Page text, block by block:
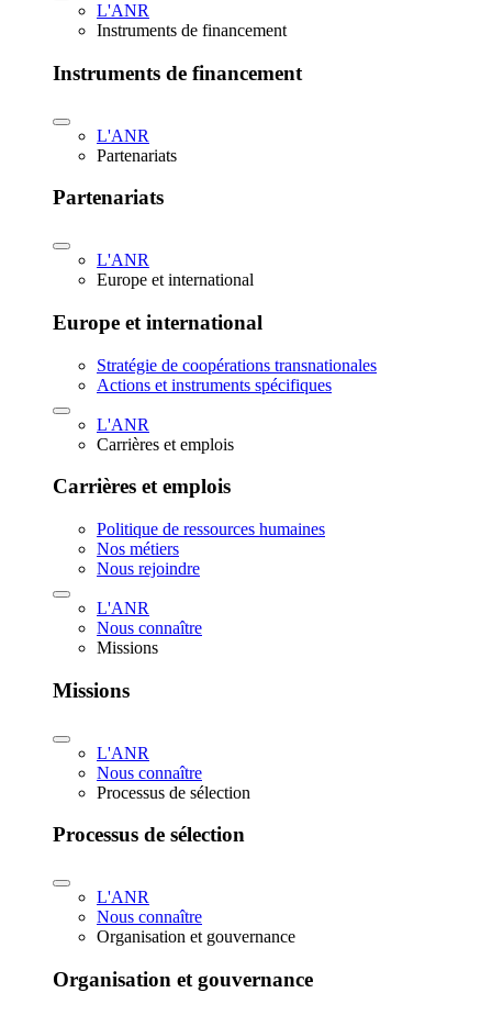
L'ANR
Instruments de financement
Instruments de financement
L'ANR
Partenariats
Partenariats
L'ANR
Europe et international
Europe et international
Stratégie de coopérations transnationales
Actions et instruments spécifiques
L'ANR
Carrières et emplois
Carrières et emplois
Politique de ressources humaines
Nos métiers
Nous rejoindre
L'ANR
Nous connaître
Missions
Missions
L'ANR
Nous connaître
Processus de sélection
Processus de sélection
L'ANR
Nous connaître
Organisation et gouvernance
Organisation et gouvernance